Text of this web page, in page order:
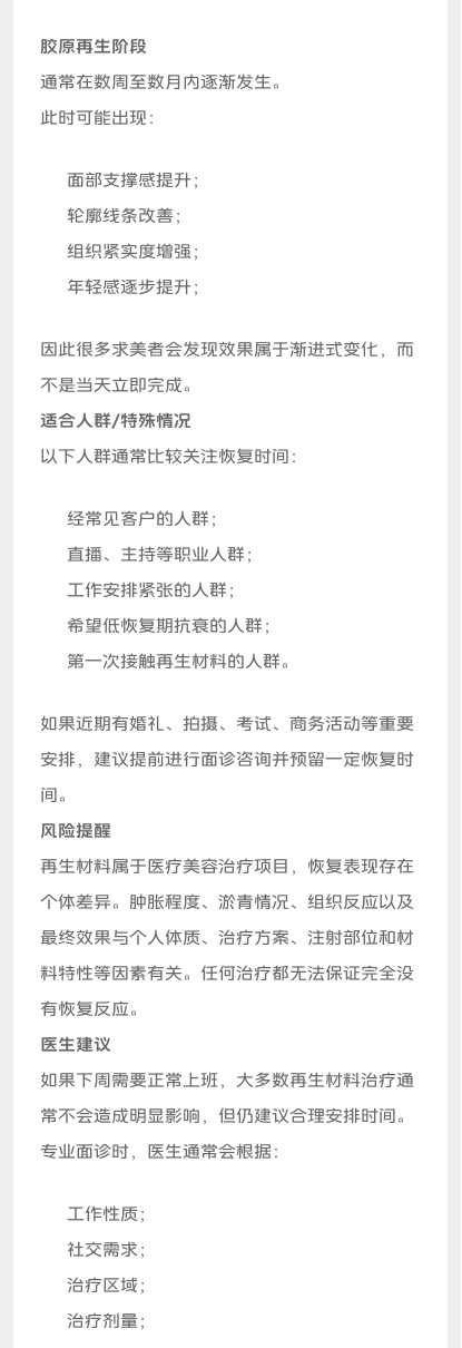
胶原再生阶段
通常在数周至数月内逐渐发生。
此时可能出现：
面部支撑感提升；
轮廓线条改善；
组织紧实度增强；
年轻感逐步提升；
因此很多求美者会发现效果属于渐进式变化，而
不是当天立即完成。
适合人群/特殊情况
以下人群通常比较关注恢复时间：
经常见客户的人群；
直播、主持等职业人群；
工作安排紧张的人群；
希望低恢复期抗衰的人群；
第一次接触再生材料的人群。
如果近期有婚礼、拍摄、考试、商务活动等重要
安排，建议提前进行面诊咨询并预留一定恢复时
间。
风险提醒
再生材料属于医疗美容治疗项目，恢复表现存在
个体差异。肿胀程度、淤青情况、组织反应以及
最终效果与个人体质、治疗方案、注射部位和材
料特性等因素有关。任何治疗都无法保证完全没
有恢复反应。
医生建议
如果下周需要正常上班，大多数再生材料治疗通
常不会造成明显影响，但仍建议合理安排时间。
专业面诊时，医生通常会根据：
工作性质；
社交需求；
治疗区域；
治疗剂量；